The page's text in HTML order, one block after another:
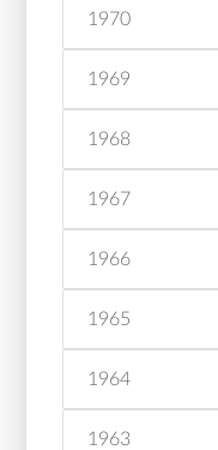
1970
1969
1968
1967
1966
1965
1964
1963